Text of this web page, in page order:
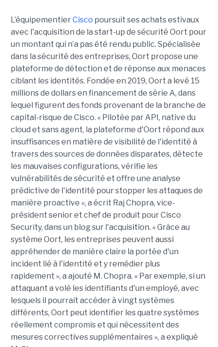
L’équipementierCisco poursuit ses achats estivaux
avec l'acquisition de la start-up de sécurité Oort pour
un montant qui n’a pas été rendu public. Spécialisée
dans la sécurité des entreprises, Oort propose une
plateforme de détection et de réponse aux menaces
ciblant les identités. Fondée en 2019, Oort a levé 15
millions de dollars en financement de série A, dans
lequel figurent des fonds provenant de la branche de
capital-risque de Cisco. « Pilotée par API, native du
cloud et sans agent, la plateforme d'Oort répond aux
insuffisances en matière de visibilité de l'identité à
travers des sources de données disparates, détecte
les mauvaises configurations, vérifie les
vulnérabilités de sécurité et offre une analyse
prédictive de l'identité pour stopper les attaques de
manière proactive », a écrit Raj Chopra, vice-
président senior et chef de produit pour Cisco
Security, dans un blog sur l'acquisition. « Grâce au
système Oort, les entreprises peuvent aussi
appréhender de manière claire la portée d'un
incident lié à l'identité et y remédier plus
rapidement », a ajouté M. Chopra. « Par exemple, si un
attaquant a volé les identifiants d'un employé, avec
lesquels il pourrait accéder à vingt systèmes
différents, Oort peut identifier les quatre systèmes
réellement compromis et qui nécessitent des
mesures correctives supplémentaires », a expliqué